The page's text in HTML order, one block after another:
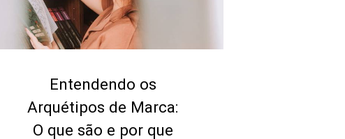
Entendendo os
Arquétipos de Marca:
O que são e por que